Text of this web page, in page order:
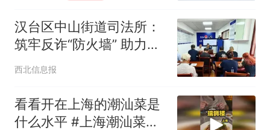
争议，此前一天内数万人从摩
洛哥涌入西班牙
汉台区中山街道司法所：
筑牢反诈“防火墙” 助力回
归“新生路” 贴心中山“黄丝
象防范电信网络诈骗专题
教育活动
西北信息报
看看开在上海的潮汕菜是
什么水平 #上海潮汕菜排